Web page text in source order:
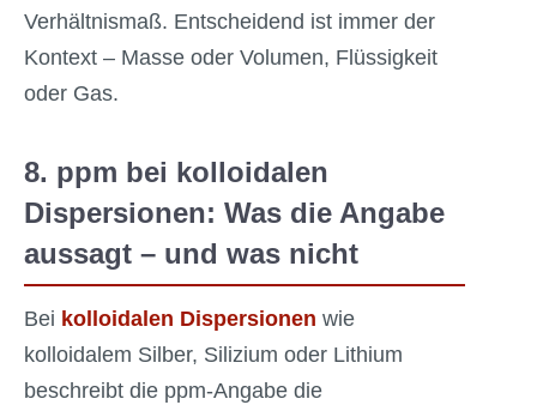
Verhältnismaß. Entscheidend ist immer der
Kontext – Masse oder Volumen, Flüssigkeit
oder Gas.
8. ppm bei kolloidalen
Dispersionen: Was die Angabe
aussagt – und was nicht
Bei kolloidalen Dispersionen wie
kolloidalem Silber, Silizium oder Lithium
beschreibt die ppm-Angabe die